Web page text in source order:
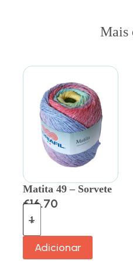
Mais
Matita 49 – Sorvete
€16.70
Adicionar